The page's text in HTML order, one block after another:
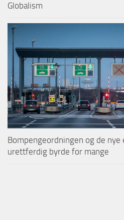
Globalism
Bompengeordningen og de
urettferdig byrde for mange